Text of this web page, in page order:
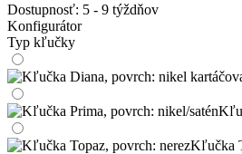
Dostupnosť: 5 - 9 týždňov
Konfigurátor
Typ kľučky
Kľučka